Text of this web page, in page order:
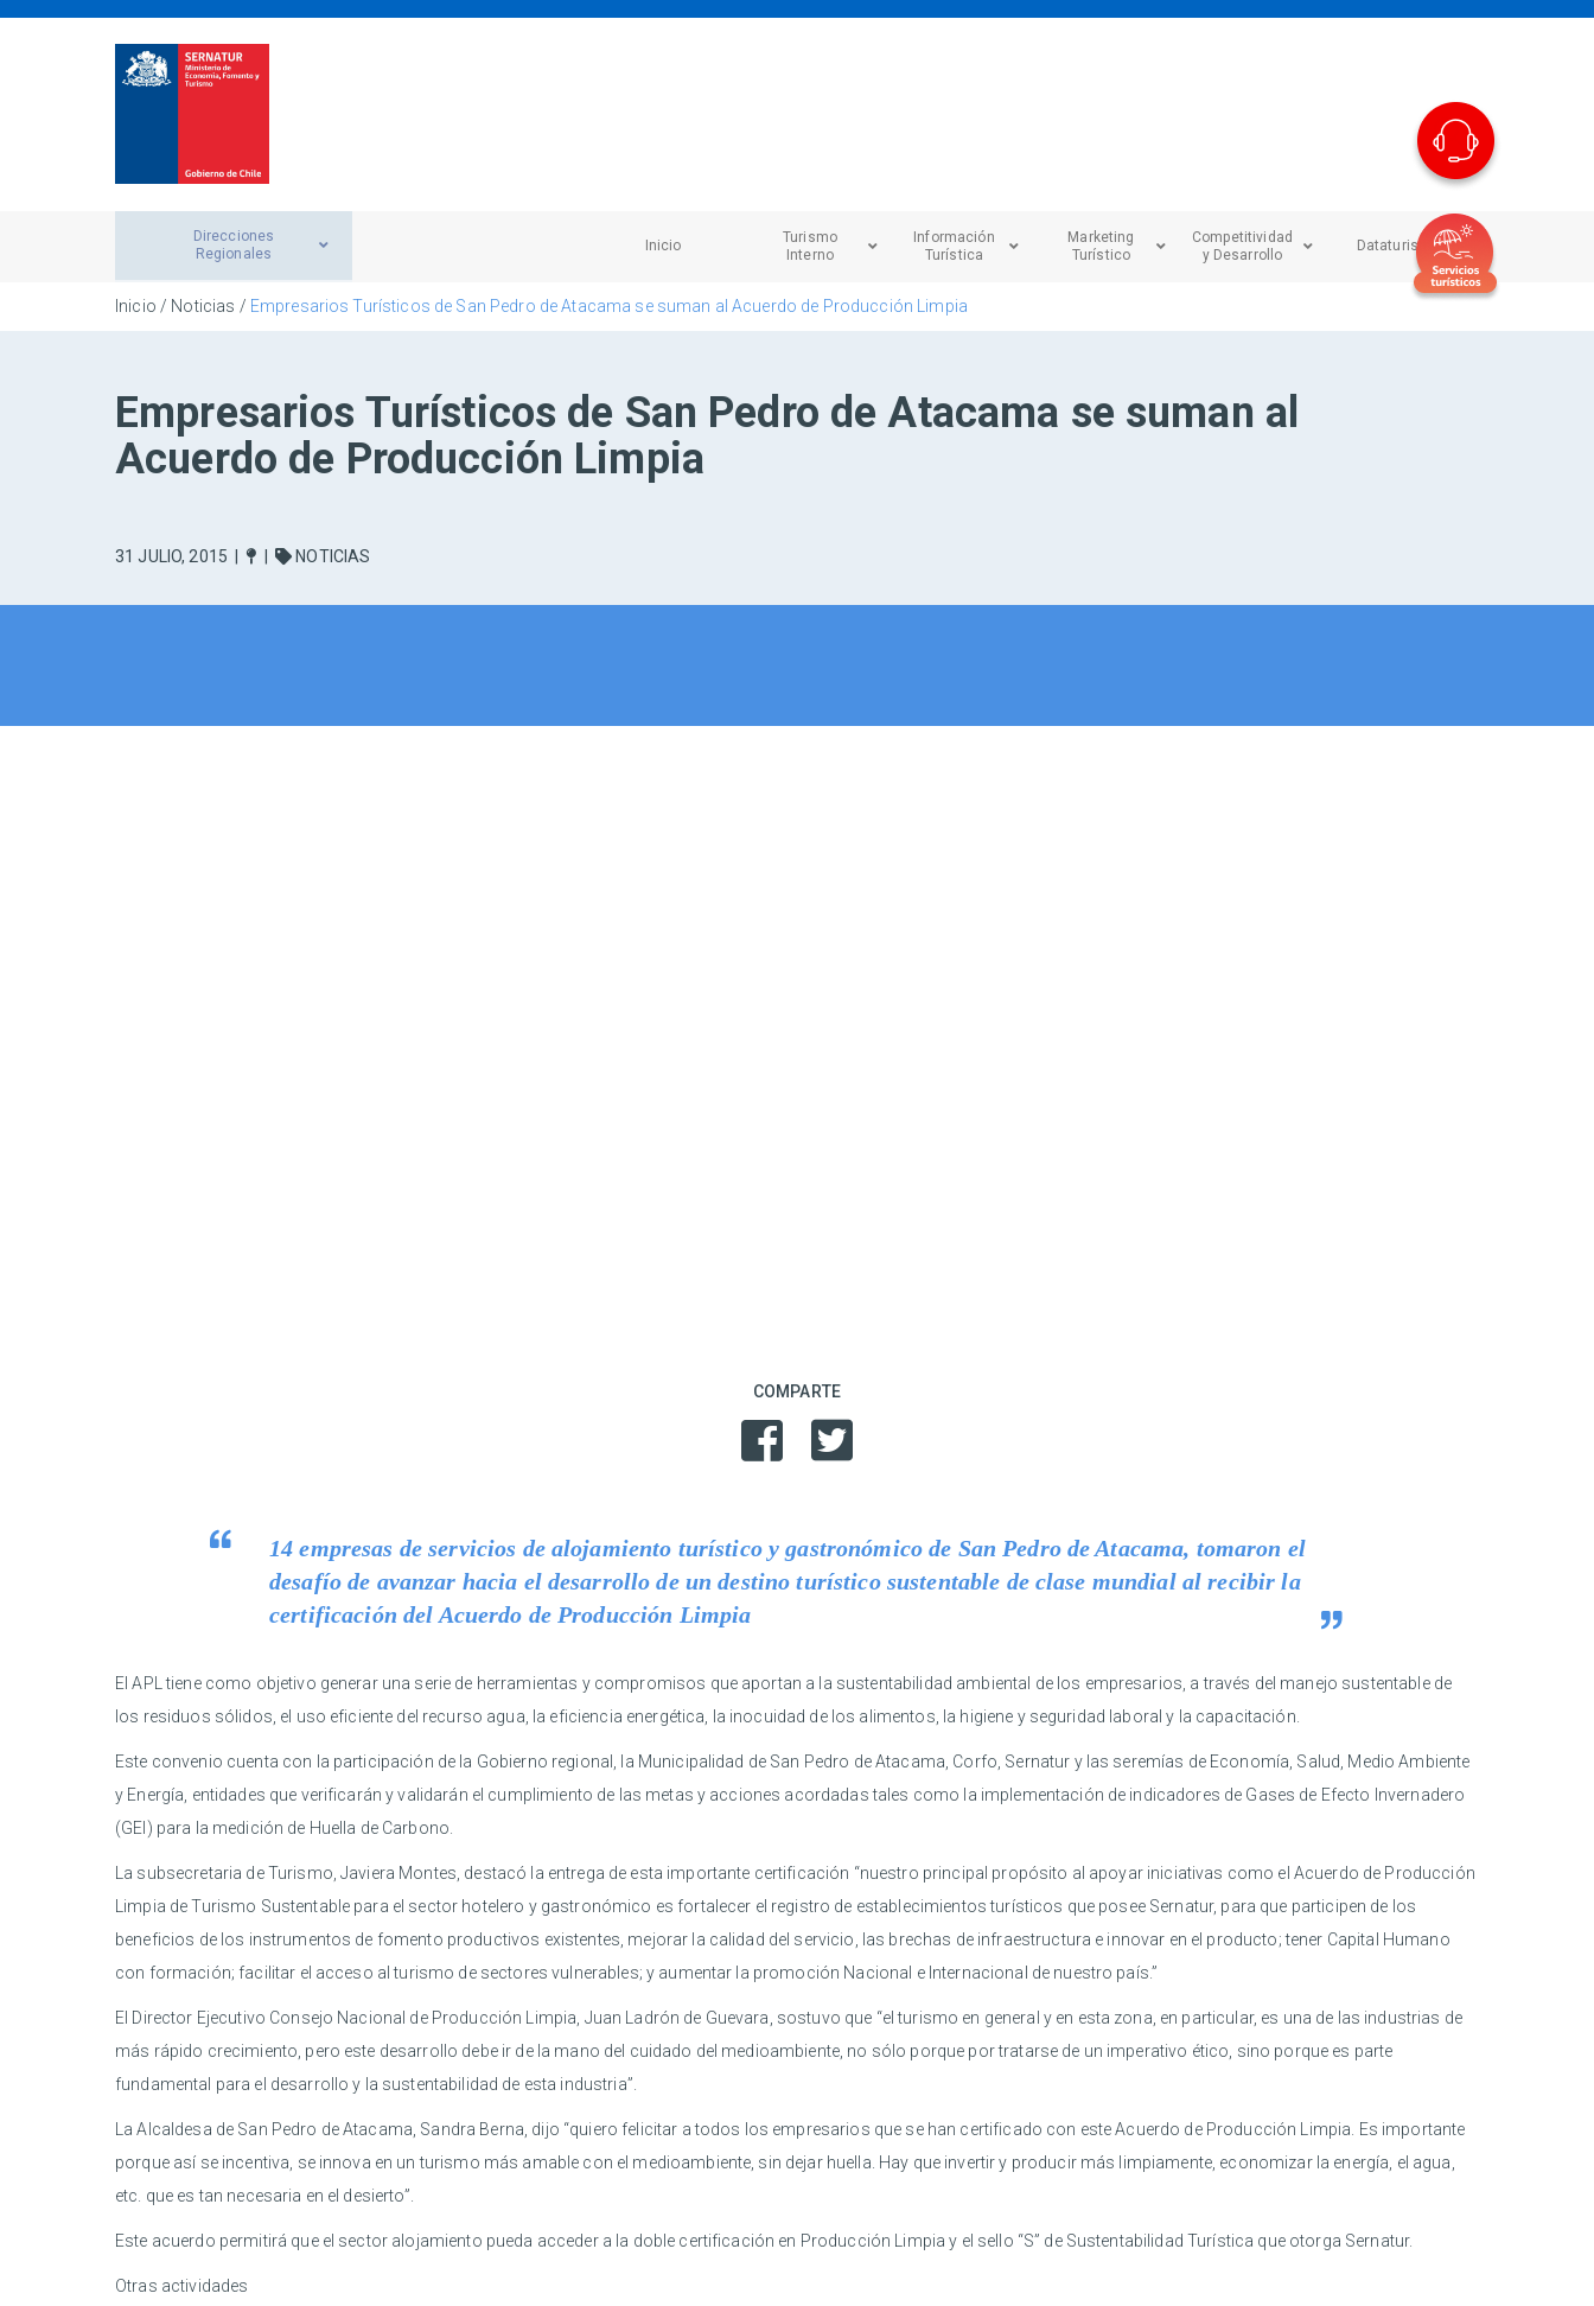
Direcciones
Regionales
Inicio
Turismo
Interno
Información
Turística
Marketing
Turístico
Competitividad
y Desarrollo
Dataturismo
Inicio / Noticias / Empresarios Turísticos de San Pedro de Atacama se suman al Acuerdo de Producción Limpia
Empresarios Turísticos de San Pedro de Atacama se suman al
Acuerdo de Producción Limpia
31 JULIO, 2015 NOTICIAS
COMPARTE
14 empresas de servicios de alojamiento turístico y gastronómico de San Pedro de Atacama, tomaron el
desafío de avanzar hacia el desarrollo de un destino turístico sustentable de clase mundial al recibir la
certificación del Acuerdo de Producción Limpia
El APL tiene como objetivo generar una serie de herramientas y compromisos que aportan a la sustentabilidad ambiental de los empresarios, a través del manejo sustentable de
los residuos sólidos, el uso eficiente del recurso agua, la eficiencia energética, la inocuidad de los alimentos, la higiene y seguridad laboral y la capacitación.
Este convenio cuenta con la participación de la Gobierno regional, la Municipalidad de San Pedro de Atacama, Corfo, Sernatur y las seremías de Economía, Salud, Medio Ambiente
y Energía, entidades que verificarán y validarán el cumplimiento de las metas y acciones acordadas tales como la implementación de indicadores de Gases de Efecto Invernadero
(GEI) para la medición de Huella de Carbono.
La subsecretaria de Turismo, Javiera Montes, destacó la entrega de esta importante certificación “nuestro principal propósito al apoyar iniciativas como el Acuerdo de Producción
Limpia de Turismo Sustentable para el sector hotelero y gastronómico es fortalecer el registro de establecimientos turísticos que posee Sernatur, para que participen de los
beneficios de los instrumentos de fomento productivos existentes, mejorar la calidad del servicio, las brechas de infraestructura e innovar en el producto; tener Capital Humano
con formación; facilitar el acceso al turismo de sectores vulnerables; y aumentar la promoción Nacional e Internacional de nuestro país.”
El Director Ejecutivo Consejo Nacional de Producción Limpia, Juan Ladrón de Guevara, sostuvo que “el turismo en general y en esta zona, en particular, es una de las industrias de
más rápido crecimiento, pero este desarrollo debe ir de la mano del cuidado del medioambiente, no sólo porque por tratarse de un imperativo ético, sino porque es parte
fundamental para el desarrollo y la sustentabilidad de esta industria”.
La Alcaldesa de San Pedro de Atacama, Sandra Berna, dijo “quiero felicitar a todos los empresarios que se han certificado con este Acuerdo de Producción Limpia. Es importante
porque así se incentiva, se innova en un turismo más amable con el medioambiente, sin dejar huella. Hay que invertir y producir más limpiamente, economizar la energía, el agua,
etc. que es tan necesaria en el desierto”.
Este acuerdo permitirá que el sector alojamiento pueda acceder a la doble certificación en Producción Limpia y el sello “S” de Sustentabilidad Turística que otorga Sernatur.
Otras actividades